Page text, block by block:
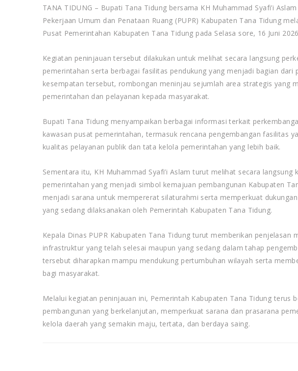
TANA TIDUNG – Bupati Tana Tidung bersama KH Muhammad Syafi’i
Pekerjaan Umum dan Penataan Ruang (PUPR) Kabupaten Tana Tidung
Pusat Pemerintahan Kabupaten Tana Tidung pada Selasa sore, 16 Juni
Kegiatan peninjauan tersebut dilakukan untuk melihat secara langsung
pemerintahan serta berbagai fasilitas pendukung yang menjadi bagian dari
kesempatan tersebut, rombongan meninjau sejumlah area strategis yang
pemerintahan dan pelayanan kepada masyarakat.
Bupati Tana Tidung menyampaikan berbagai informasi terkait
kawasan pusat pemerintahan, termasuk rencana pengembangan fasilitas
kualitas pelayanan publik dan tata kelola pemerintahan yang lebih baik.
Sementara itu, KH Muhammad Syafi’i Aslam turut melihat secara langsung
pemerintahan yang menjadi simbol kemajuan pembangunan Kabupaten
menjadi sarana untuk mempererat silaturahmi serta memperkuat
yang sedang dilaksanakan oleh Pemerintah Kabupaten Tana Tidung.
Kepala Dinas PUPR Kabupaten Tana Tidung turut memberikan penjelasan
infrastruktur yang telah selesai maupun yang sedang dalam tahap
tersebut diharapkan mampu mendukung pertumbuhan wilayah serta
bagi masyarakat.
Melalui kegiatan peninjauan ini, Pemerintah Kabupaten Tana Tidung terus
pembangunan yang berkelanjutan, memperkuat sarana dan prasarana
kelola daerah yang semakin maju, tertata, dan berdaya saing.